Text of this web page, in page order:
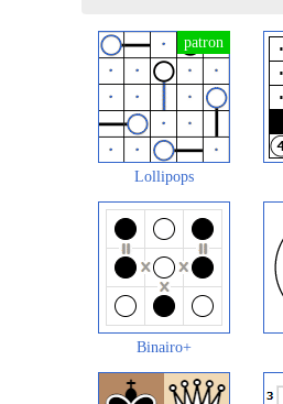
Lollipops
Binairo+